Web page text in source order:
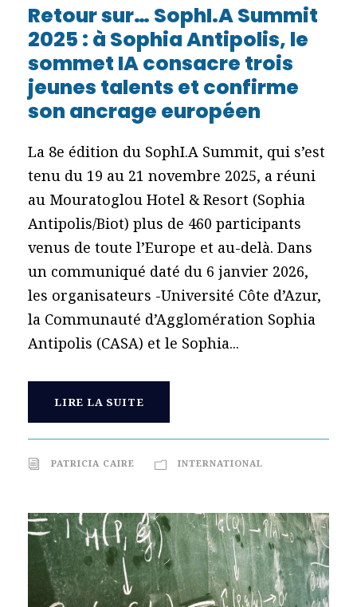
Retour sur… SophI.A Summit
2025 : à Sophia Antipolis, le
sommet IA consacre trois
jeunes talents et confirme
son ancrage européen
La 8e édition du SophI.A Summit, qui s’est
tenu du 19 au 21 novembre 2025, a réuni
au Mouratoglou Hotel & Resort (Sophia
Antipolis/Biot) plus de 460 participants
venus de toute l’Europe et au-delà. Dans
un communiqué daté du 6 janvier 2026,
les organisateurs -Université Côte d’Azur,
la Communauté d’Agglomération Sophia
Antipolis (CASA) et le Sophia...
LIRE LA SUITE
PATRICIA CAIRE INTERNATIONAL